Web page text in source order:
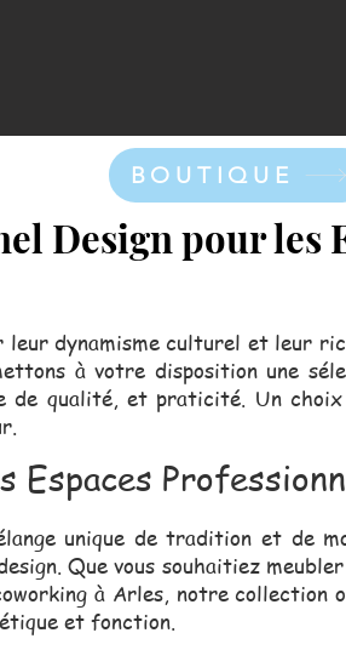
BOUTIQUE
Design pour les
leur dynamisme culturel et leur
à votre disposition une
de qualité, et praticité. Un
Espaces
unique de tradition et de
Que vous souhaitiez
à Arles, notre collection
et fonction.